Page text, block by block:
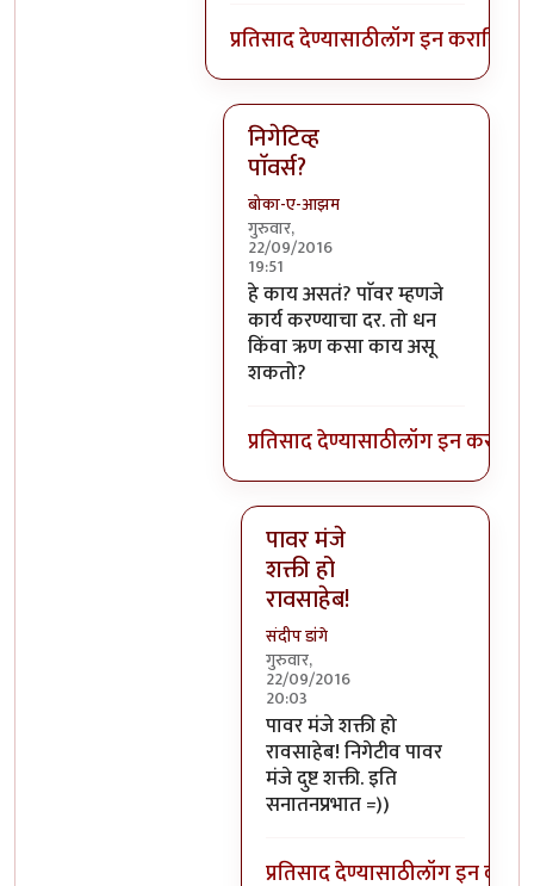
प्रतिसाद देण्यासाठीलॉग इन कराकिंवा
निगेटिव्ह
पाॅवर्स?
बोका-ए-आझम
गुरुवार,
22/09/2016
19:51
In reply toआजच्या भाषेत सांगायचं
हे काय असतं? पाॅवर म्हणजे
कार्य करण्याचा दर. तो धन
किंवा ऋण कसा काय असू
शकतो?
प्रतिसाद देण्यासाठीलॉग इन करा
पावर मंजे
शक्ती हो
रावसाहेब!
संदीप डांगे
गुरुवार,
22/09/2016
20:03
In reply toनिगेटिव्ह पाॅवर्स?
पावर मंजे शक्ती हो
रावसाहेब! निगेटीव पावर
मंजे दुष्ट शक्ती. इति
सनातनप्रभात =))
प्रतिसाद देण्यासाठीलॉग इन करा